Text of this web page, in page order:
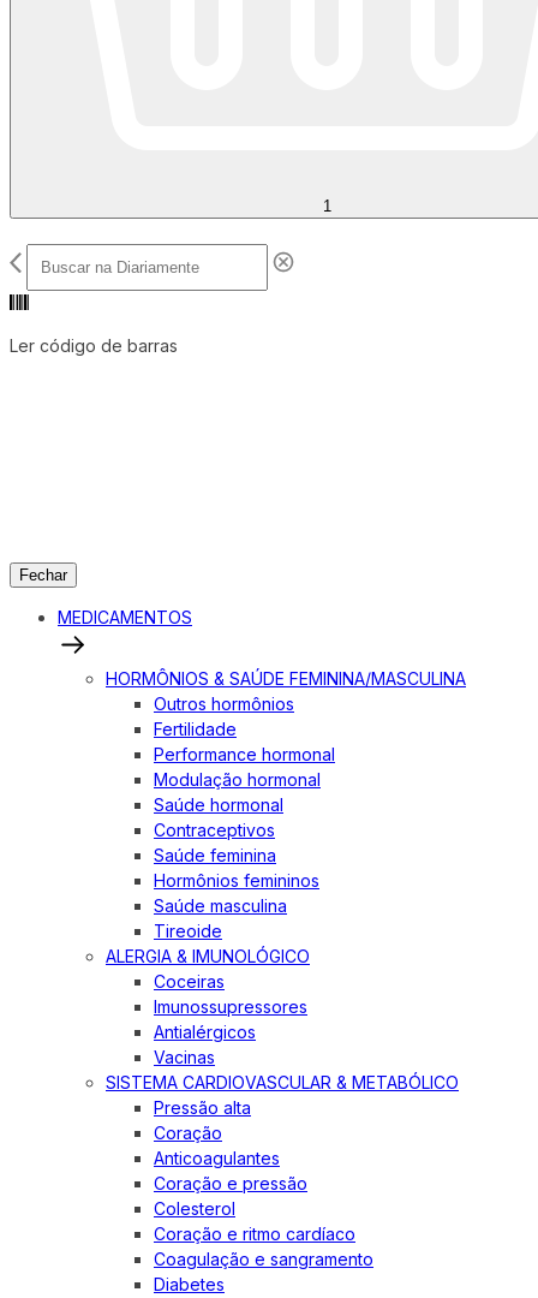
1
Ler código de barras
Fechar
MEDICAMENTOS
HORMÔNIOS & SAÚDE FEMININA/MASCULINA
Outros hormônios
Fertilidade
Performance hormonal
Modulação hormonal
Saúde hormonal
Contraceptivos
Saúde feminina
Hormônios femininos
Saúde masculina
Tireoide
ALERGIA & IMUNOLÓGICO
Coceiras
Imunossupressores
Antialérgicos
Vacinas
SISTEMA CARDIOVASCULAR & METABÓLICO
Pressão alta
Coração
Anticoagulantes
Coração e pressão
Colesterol
Coração e ritmo cardíaco
Coagulação e sangramento
Diabetes